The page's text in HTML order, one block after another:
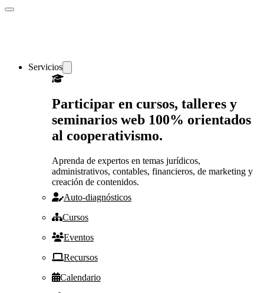
Servicios
Participar en cursos, talleres y
seminarios web 100% orientados
al cooperativismo.
Aprenda de expertos en temas jurídicos,
administrativos, contables, financieros, de marketing y
creación de contenidos.
Auto-diagnósticos
Cursos
Eventos
Recursos
Calendario